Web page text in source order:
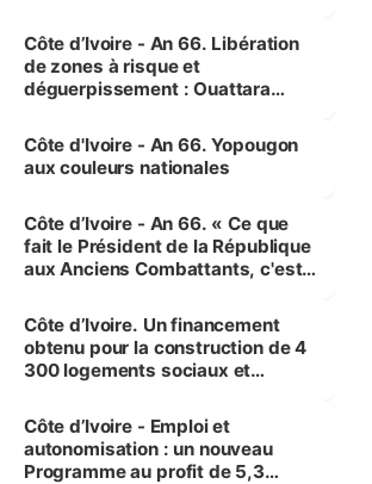
milieu des sinistrés
Côte d’Ivoire - An 66. Libération
de zones à risque et
déguerpissement : Ouattara
l'Etat de droit pour préserver les
vies humaines »
Côte d'Ivoire - An 66. Yopougon
aux couleurs nationales
Côte d’Ivoire - An 66. « Ce que
fait le Président de la République
aux Anciens Combattants, c'est
Côte d’Ivoire. Un financement
obtenu pour la construction de 4
300 logements sociaux et
et Yamoussoukro
Côte d’Ivoire - Emploi et
autonomisation : un nouveau
Programme au profit de 5,3